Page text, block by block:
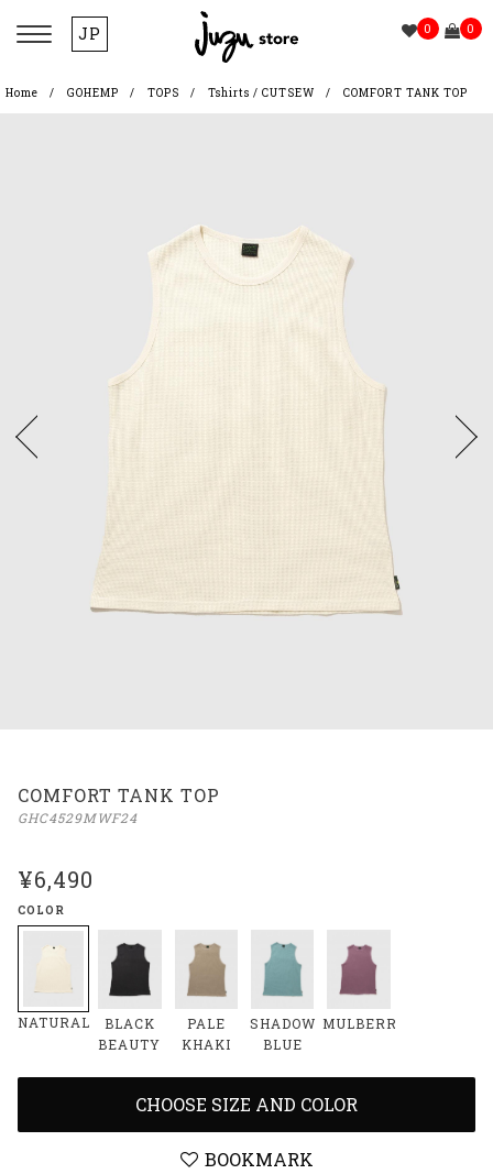
JP 0 0
Home GOHEMP TOPS Tshirts / CUTSEW COMFORT TANK TOP
COMFORT TANK TOP
GHC4529MWF24
¥6,490
COLOR
NATURAL
BLACK
BEAUTY
PALE
KHAKI
SHADOW
BLUE
MULBERRY
CHOOSE SIZE AND COLOR
BOOKMARK